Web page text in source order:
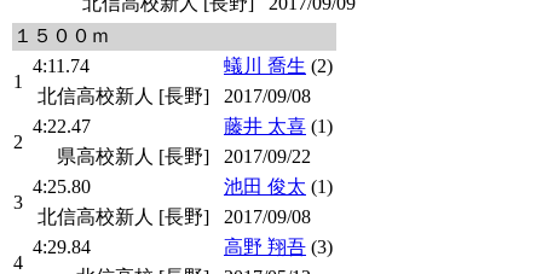
１５００ｍ
1
4:11.74 蟻川 喬生 (2)
北信高校新人 [長野]
2017/09/08
2
4:22.47 藤井 太喜 (1)
県高校新人 [長野]
2017/09/22
3
4:25.80 池田 俊太 (1)
北信高校新人 [長野]
2017/09/08
4
4:29.84 高野 翔吾 (3)